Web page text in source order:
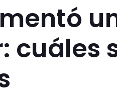
cuáles